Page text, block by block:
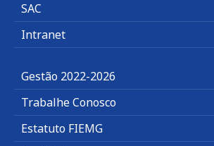
SAC
Intranet
Gestão 2022-2026
Trabalhe Conosco
Estatuto FIEMG